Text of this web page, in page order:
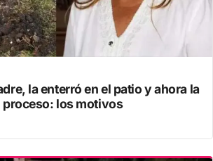
la enterró en el patio y ahora la
los motivos